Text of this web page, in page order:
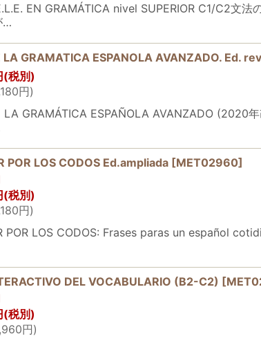
EN GRAMÁTICA nivel SUPERIOR C1/C2文
…
LA GRAMATICA ESPANOLA AVANZADO. Ed.
(税別)
円)
LA GRAMÁTICA ESPAÑOLA AVANZADO (2020
POR LOS CODOS Ed.ampliada [MET02960]
(税別)
円)
POR LOS CODOS: Frases paras un español
DEL VOCABULARIO (B2-C2) [
(税別)
円)